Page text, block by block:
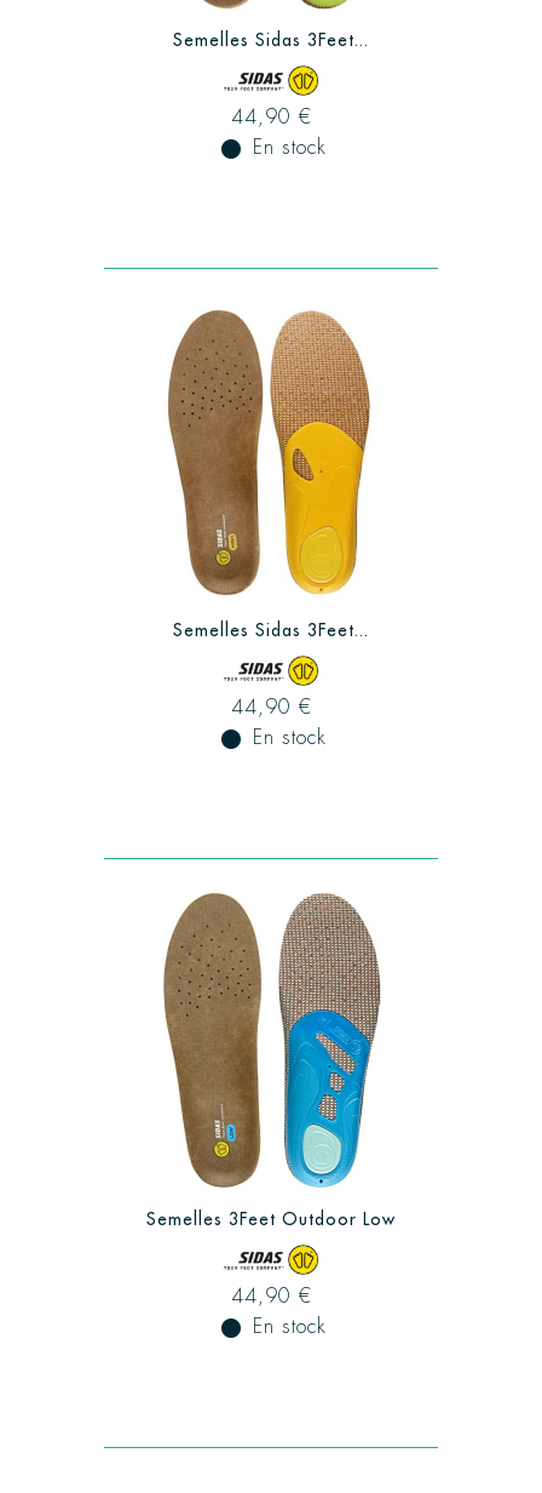
Semelles Sidas 3Feet...
44,90 €
fiber_manual_record En stock
Semelles Sidas 3Feet...
44,90 €
fiber_manual_record En stock
Semelles 3Feet Outdoor Low
44,90 €
fiber_manual_record En stock